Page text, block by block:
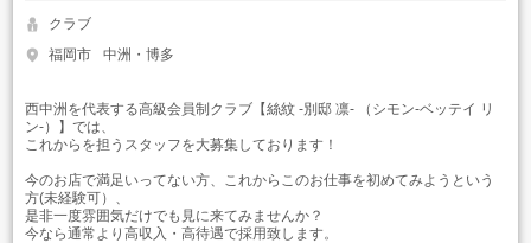
クラブ
福岡市
中洲・博多
西中洲を代表する高級会員制クラブ【絲紋 -別邸 凛- （シモン‐ベッテイ リ
ン‐）】では、
これからを担うスタッフを大募集しております！
今のお店で満足いってない方、これからこのお仕事を初めてみようという
方(未経験可）、
是非一度雰囲気だけでも見に来てみませんか？
今なら通常より高収入・高待遇で採用致します。